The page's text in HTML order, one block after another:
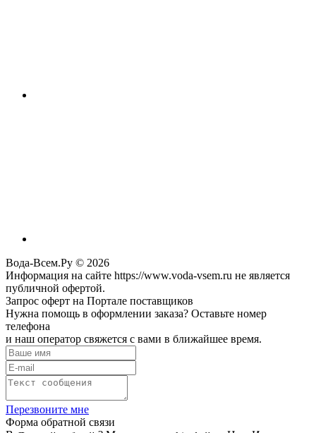
Вода-Всем.Ру © 2026
Информация на сайте https://www.voda-vsem.ru не является
публичной офертой.
Запрос оферт на Портале поставщиков
Нужна помощь в оформлении заказа? Оставьте номер
телефона
и наш оператор свяжется с вами в ближайшее время.
Перезвоните мне
Форма обратной связи